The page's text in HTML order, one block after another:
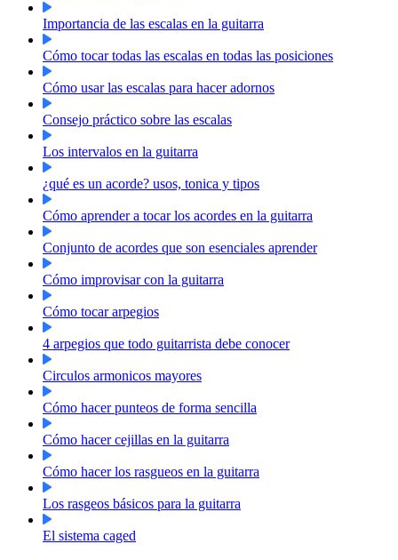
Importancia de las escalas en la guitarra
Cómo tocar todas las escalas en todas las posiciones
Cómo usar las escalas para hacer adornos
Consejo práctico sobre las escalas
Los intervalos en la guitarra
¿qué es un acorde? usos, tonica y tipos
Cómo aprender a tocar los acordes en la guitarra
Conjunto de acordes que son esenciales aprender
Cómo improvisar con la guitarra
Cómo tocar arpegios
4 arpegios que todo guitarrista debe conocer
Circulos armonicos mayores
Cómo hacer punteos de forma sencilla
Cómo hacer cejillas en la guitarra
Cómo hacer los rasgueos en la guitarra
Los rasgeos básicos para la guitarra
El sistema caged